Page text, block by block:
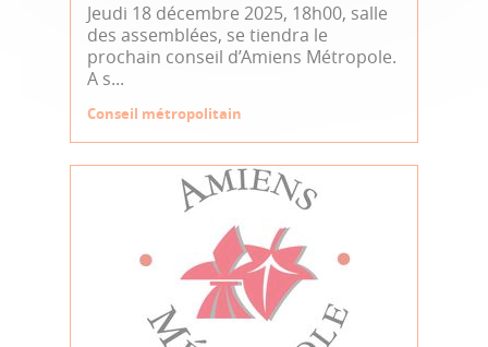
Jeudi 18 décembre 2025, 18h00, salle
des assemblées, se tiendra le
prochain conseil d’Amiens Métropole.
A s...
Conseil métropolitain